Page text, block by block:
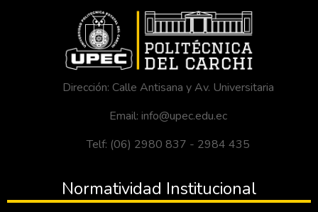
poder evaluar el producto con su respectivo
ingrediente activo con mayor eficiencia, se
tomó en cuenta los valores de temperatura
y humedad, utilizando el método de control
Dirección: Calle Antisana y Av. Universitaria
Email: info@upec.edu.ec
Telf: (06) 2980 837 - 2984 435
Normatividad Institucional